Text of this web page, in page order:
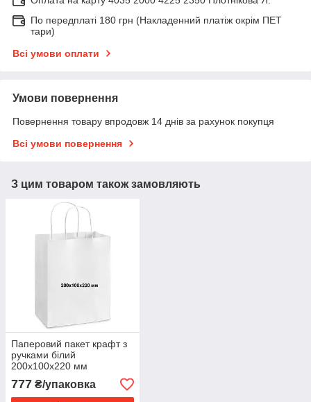
По передплаті 180 грн (Накладенний платіж окрім ПЕТ
тари)
Всі умови оплати
Умови повернення
Повернення товару впродовж 14 днів за рахунок покупця
Всі умови повернення
З цим товаром також замовляють
Паперовий пакет крафт з
ручками білий
200х100х220 мм
(упаковка 100 шт)
777 ₴/упаковка